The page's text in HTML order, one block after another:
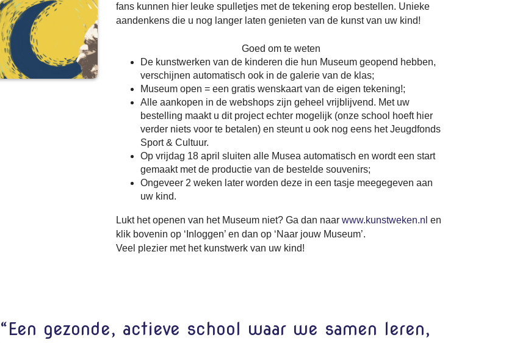
fans kunnen hier leuke spulletjes met de tekening erop bestellen. Unieke
aandenkens die u nog langer laten genieten van de kunst van uw kind!
Goed om te weten
De kunstwerken van de kinderen die hun Museum geopend hebben,
verschijnen automatisch ook in de galerie van de klas;
Museum open = een gratis wenskaart van de eigen tekening!;
Alle aankopen in de webshops zijn geheel vrijblijvend. Met uw
bestelling maakt u dit project echter mogelijk (onze school hoeft hier
verder niets voor te betalen) en steunt u ook nog eens het Jeugdfonds
Sport & Cultuur.
Op vrijdag 18 april sluiten alle Musea automatisch en wordt een start
gemaakt met de productie van de bestelde souvenirs;
Ongeveer 2 weken later worden deze in een tasje meegegeven aan
uw kind.
Lukt het openen van het Museum niet? Ga dan naar www.kunstweken.nl en
klik bovenin op ‘Inloggen’ en dan op ‘Naar jouw Museum’.
Veel plezier met het kunstwerk van uw kind!
“Een gezonde, actieve school waar we samen leren,